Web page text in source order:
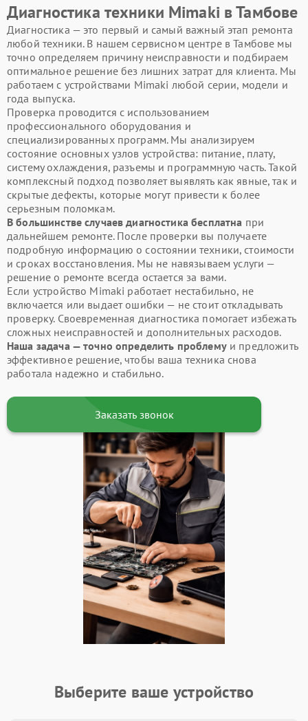
Диагностика техники Mimaki в Тамбове
Диагностика — это первый и самый важный этап ремонта
любой техники. В нашем сервисном центре в Тамбове мы
точно определяем причину неисправности и подбираем
оптимальное решение без лишних затрат для клиента. Мы
работаем с устройствами Mimaki любой серии, модели и
года выпуска.
Проверка проводится с использованием
профессионального оборудования и
специализированных программ. Мы анализируем
состояние основных узлов устройства: питание, плату,
систему охлаждения, разъемы и программную часть. Такой
комплексный подход позволяет выявлять как явные, так и
скрытые дефекты, которые могут привести к более
серьезным поломкам.
В большинстве случаев диагностика бесплатна при
дальнейшем ремонте. После проверки вы получаете
подробную информацию о состоянии техники, стоимости
и сроках восстановления. Мы не навязываем услуги —
решение о ремонте всегда остается за вами.
Если устройство Mimaki работает нестабильно, не
включается или выдает ошибки — не стоит откладывать
проверку. Своевременная диагностика помогает избежать
сложных неисправностей и дополнительных расходов.
Наша задача — точно определить проблемуи предложить
эффективное решение, чтобы ваша техника снова
работала надежно и стабильно.
Заказать звонок
Выберите ваше устройство